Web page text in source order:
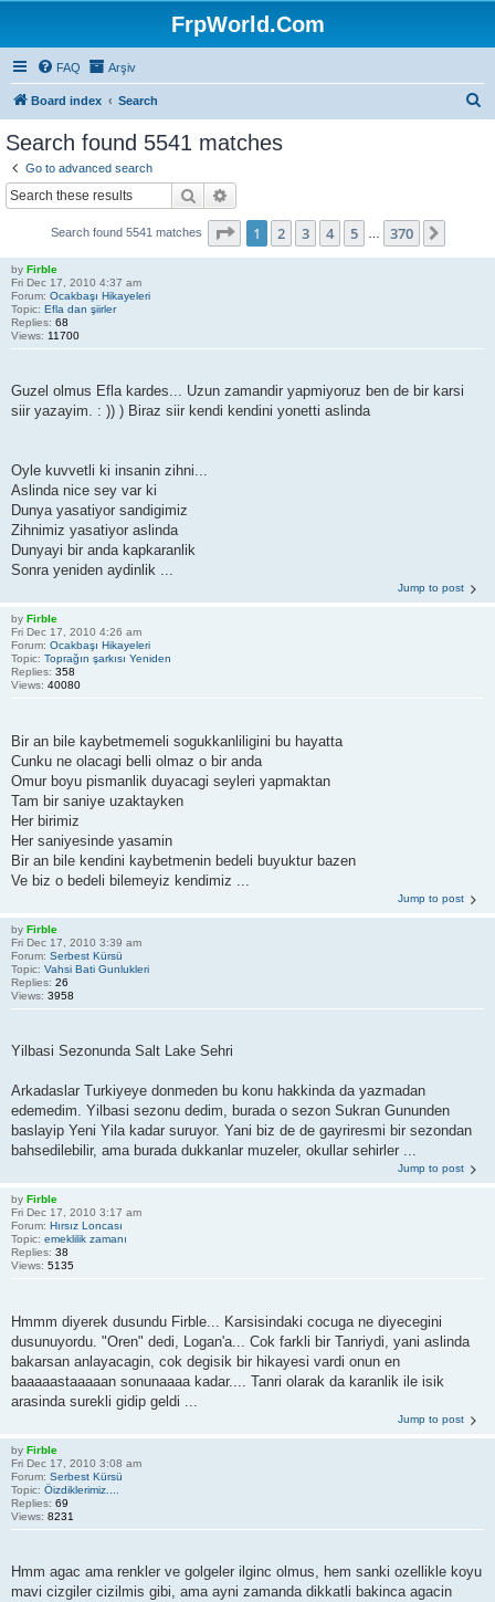
FrpWorld.Com
FAQ Arşiv
Board index Search
Search found 5541 matches
Go to advanced search
Search
Search found 5541 matches Page 1of 370
1 2 3 4 5 370
by Firble
Fri Dec 17, 2010 4:37 am
Forum: Ocakbaşı Hikayeleri
Topic: Efla dan şiirler
Replies: 68
Views: 11700
Guzel olmus Efla kardes... Uzun zamandir yapmiyoruz ben de bir karsi
siir yazayim. : )) ) Biraz siir kendi kendini yonetti aslinda
Oyle kuvvetli ki insanin zihni...
Aslinda nice sey var ki
Dunya yasatiyor sandigimiz
Zihnimiz yasatiyor aslinda
Dunyayi bir anda kapkaranlik
Sonra yeniden aydinlik ...
Jump to post
by Firble
Fri Dec 17, 2010 4:26 am
Forum: Ocakbaşı Hikayeleri
Topic: Toprağın şarkısı Yeniden
Replies: 358
Views: 40080
Bir an bile kaybetmemeli sogukkanliligini bu hayatta
Cunku ne olacagi belli olmaz o bir anda
Omur boyu pismanlik duyacagi seyleri yapmaktan
Tam bir saniye uzaktayken
Her birimiz
Her saniyesinde yasamin
Bir an bile kendini kaybetmenin bedeli buyuktur bazen
Ve biz o bedeli bilemeyiz kendimiz ...
Jump to post
by Firble
Fri Dec 17, 2010 3:39 am
Forum: Serbest Kürsü
Topic: Vahsi Bati Gunlukleri
Replies: 26
Views: 3958
Yilbasi Sezonunda Salt Lake Sehri
Arkadaslar Turkiyeye donmeden bu konu hakkinda da yazmadan
edemedim. Yilbasi sezonu dedim, burada o sezon Sukran Gununden
baslayip Yeni Yila kadar suruyor. Yani biz de de gayriresmi bir sezondan
bahsedilebilir, ama burada dukkanlar muzeler, okullar sehirler ...
Jump to post
by Firble
Fri Dec 17, 2010 3:17 am
Forum: Hırsız Loncası
Topic: emeklilik zamanı
Replies: 38
Views: 5135
Hmmm diyerek dusundu Firble... Karsisindaki cocuga ne diyecegini
dusunuyordu. "Oren" dedi, Logan'a... Cok farkli bir Tanriydi, yani aslinda
bakarsan anlayacagin, cok degisik bir hikayesi vardi onun en
baaaaastaaaaan sonunaaaa kadar.... Tanri olarak da karanlik ile isik
arasinda surekli gidip geldi ...
Jump to post
by Firble
Fri Dec 17, 2010 3:08 am
Forum: Serbest Kürsü
Topic: Öizdiklerimiz....
Replies: 69
Views: 8231
Hmm agac ama renkler ve golgeler ilginc olmus, hem sanki ozellikle koyu
mavi cizgiler cizilmis gibi, ama ayni zamanda dikkatli bakinca agacin